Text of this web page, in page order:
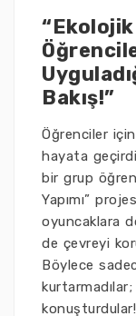
Bakış!”
Öğrenciler
hayata
bir grup
Yapımı”
oyuncaklara
de çevreyi
Böylece
kurtarmadılar;
konuşturdular!